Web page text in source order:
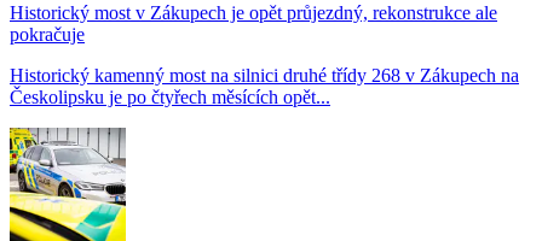
Historický most v Zákupech je opět průjezdný, rekonstrukce ale
pokračuje
Historický kamenný most na silnici druhé třídy 268 v Zákupech na
Českolipsku je po čtyřech měsících opět...